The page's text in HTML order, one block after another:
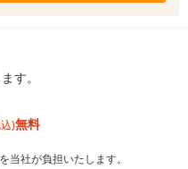
す。
)無料
当社が負担いたします。